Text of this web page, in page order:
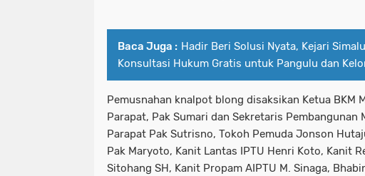
Baca Juga : Hadir Beri Solusi Nyata, Kejari
Konsultasi Hukum Gratis untuk Pangulu dan
Pemusnahan knalpot blong disaksikan Ketua BKM
Parapat, Pak Sumari dan Sekretaris Pembangunan
Parapat Pak Sutrisno, Tokoh Pemuda Jonson
Pak Maryoto, Kanit Lantas IPTU Henri Koto, Kanit
Sitohang SH, Kanit Propam AIPTU M. Sinaga,